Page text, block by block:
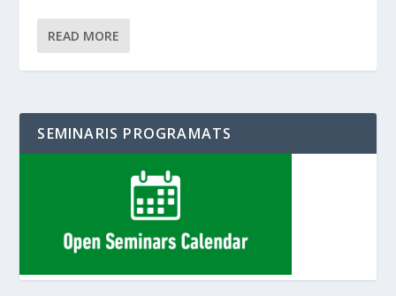
READ MORE
SEMINARIS PROGRAMATS